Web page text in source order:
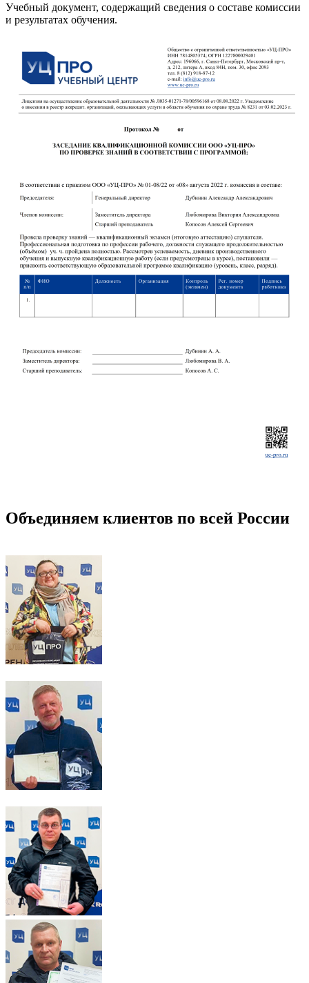
Учебный документ, содержащий сведения о составе комиссии
и результатах обучения.
Объединяем клиентов по всей России